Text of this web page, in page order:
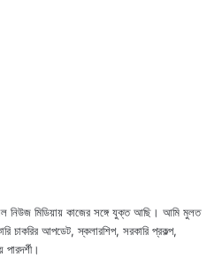
নিউজ মিডিয়ায় কাজের সঙ্গে যুক্ত আছি। আমি মুলত
চাকরির আপডেট, স্কলারশিপ, সরকারি প্রকল্প,